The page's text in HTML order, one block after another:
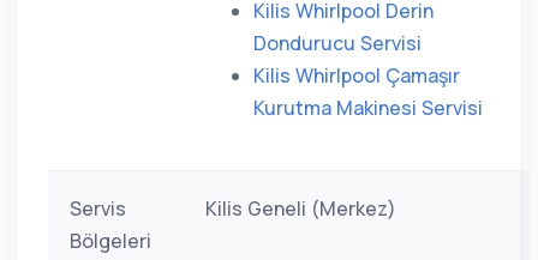
Kilis Whirlpool Derin
Dondurucu Servisi
Kilis Whirlpool Çamaşır
Kurutma Makinesi Servisi
Servis
Bölgeleri
Kilis Geneli (Merkez)